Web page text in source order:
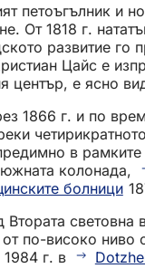
петоъгълник
От 1818 г.
развитие
Цайс е
център, е ясно
1866 г. и по
в
колонада,
болници
по-високо
г. в